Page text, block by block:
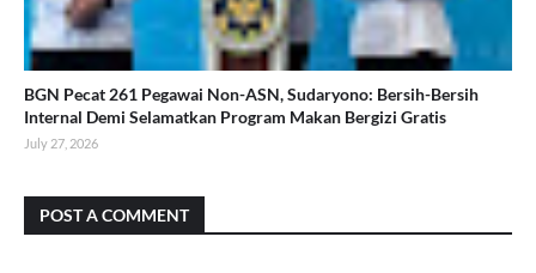
BGN Pecat 261 Pegawai Non-ASN, Sudaryono: Bersih-Bersih
Internal Demi Selamatkan Program Makan Bergizi Gratis
July 27, 2026
POST A COMMENT